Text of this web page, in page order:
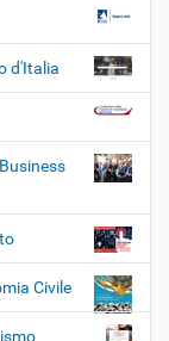
d'Italia
Civile